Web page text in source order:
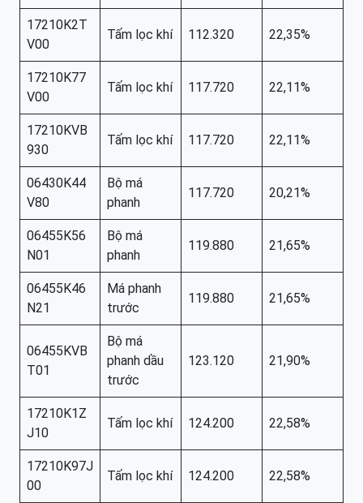
17210K2T
V00
Tấm lọc khí 112.320 22,35%
17210K77
V00
Tấm lọc khí 117.720 22,11%
17210KVB
930
Tấm lọc khí 117.720 22,11%
06430K44
V80
Bộ má
phanh
117.720 20,21%
06455K56
N01
Bộ má
phanh
119.880 21,65%
06455K46
N21
Má phanh
trước
119.880 21,65%
06455KVB
T01
Bộ má
phanh dầu
trước
123.120 21,90%
17210K1Z
J10
Tấm lọc khí 124.200 22,58%
17210K97J
00
Tấm lọc khí 124.200 22,58%